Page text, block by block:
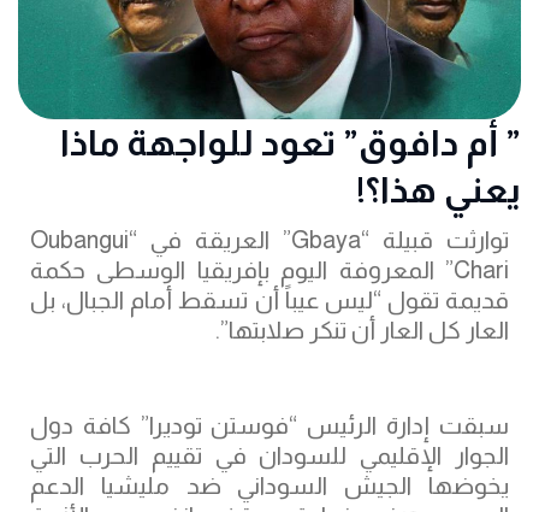
‏” أم دافوق” تعود للواجهة ماذا
يعني هذا؟!
توارثت قبيلة “Gbaya” العريقة في “Oubangui
Chari” المعروفة اليوم بإفريقيا الوسطى حكمة
قديمة تقول “ليس عيباً أن تسقط أمام الجبال، بل
‏سبقت إدارة الرئيس “فوستن توديرا” كافة دول
الجوار الإقليمي للسودان في تقييم الحرب التي